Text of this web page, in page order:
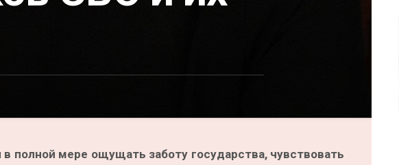
полной мере ощущать заботу государства, чувствовать